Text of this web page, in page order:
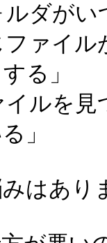
ダがい
ァイル
る」
ルを見
」
はあり